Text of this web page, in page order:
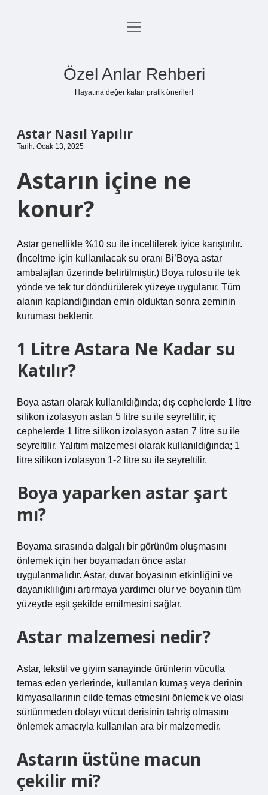
Anasayfa
menüyü
Özel Anlar Rehberi
Hayatına değer katan pratik öneriler!
Astar Nasıl Yapılır
Tarih: Ocak 13, 2025
Astarın içine ne
konur?
Astar genellikle %10 su ile inceltilerek iyice karıştırılır.
(İnceltme için kullanılacak su oranı Bi’Boya astar
ambalajları üzerinde belirtilmiştir.) Boya rulosu ile tek
yönde ve tek tur döndürülerek yüzeye uygulanır. Tüm
alanın kaplandığından emin olduktan sonra zeminin
kuruması beklenir.
1 Litre Astara Ne Kadar su
Katılır?
Boya astarı olarak kullanıldığında; dış cephelerde 1 litre
silikon izolasyon astarı 5 litre su ile seyreltilir, iç
cephelerde 1 litre silikon izolasyon astarı 7 litre su ile
seyreltilir. Yalıtım malzemesi olarak kullanıldığında; 1
litre silikon izolasyon 1-2 litre su ile seyreltilir.
Boya yaparken astar şart
mı?
Boyama sırasında dalgalı bir görünüm oluşmasını
önlemek için her boyamadan önce astar
uygulanmalıdır. Astar, duvar boyasının etkinliğini ve
dayanıklılığını artırmaya yardımcı olur ve boyanın tüm
yüzeyde eşit şekilde emilmesini sağlar.
Astar malzemesi nedir?
Astar, tekstil ve giyim sanayinde ürünlerin vücutla
temas eden yerlerinde, kullanılan kumaş veya derinin
kimyasallarının cilde temas etmesini önlemek ve olası
sürtünmeden dolayı vücut derisinin tahriş olmasını
önlemek amacıyla kullanılan ara bir malzemedir.
Astarın üstüne macun
çekilir mi?